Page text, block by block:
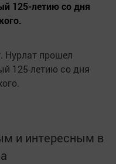
125-летию со дня
Нурлат прошел
125-летию со дня
и интересным в